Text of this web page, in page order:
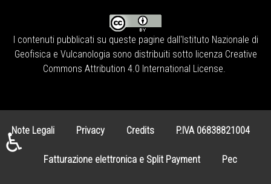
I contenuti pubblicati su queste pagine dall' Istituto Nazionale di
Geofisica e Vulcanologia sono distribuiti sotto licenza Creative
Commons Attribution 4.0 International License.
Note Legali Privacy Credits P.IVA 06838821004
Fatturazione elettronica e Split Payment Pec